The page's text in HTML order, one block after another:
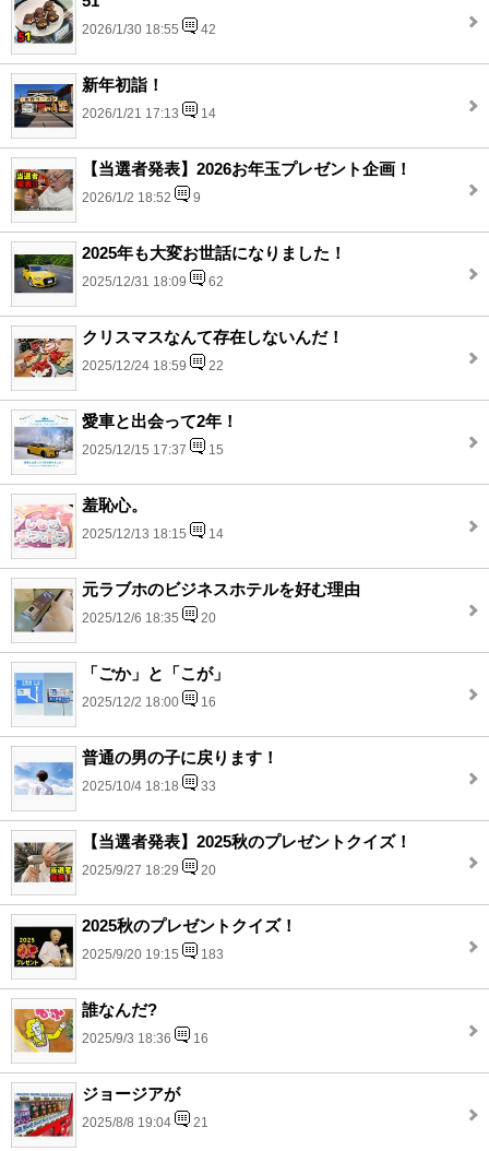
2026/1/30 18:55 42
新年初詣！
2026/1/21 17:13 14
【当選者発表】2026お年玉プレゼント企画！
2026/1/2 18:52 9
2025年も大変お世話になりました！
2025/12/31 18:09 62
クリスマスなんて存在しないんだ！
2025/12/24 18:59 22
愛車と出会って2年！
2025/12/15 17:37 15
羞恥心。
2025/12/13 18:15 14
元ラブホのビジネスホテルを好む理由
2025/12/6 18:35 20
「ごか」と「こが」
2025/12/2 18:00 16
普通の男の子に戻ります！
2025/10/4 18:18 33
【当選者発表】2025秋のプレゼントクイズ！
2025/9/27 18:29 20
2025秋のプレゼントクイズ！
2025/9/20 19:15 183
誰なんだ?
2025/9/3 18:36 16
ジョージアが
2025/8/8 19:04 21